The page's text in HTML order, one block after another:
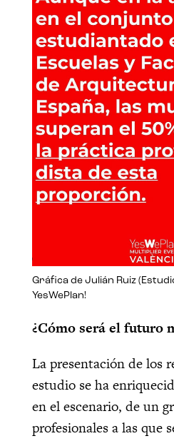
Gráfica de Julián Ruiz
YesWePlan!
¿Cómo será el futuro
La presentación de los
estudio se ha
en el escenario, de un
profesionales a las que